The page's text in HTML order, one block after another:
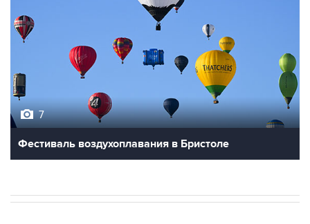
Фестиваль воздухоплавания в Бристоле